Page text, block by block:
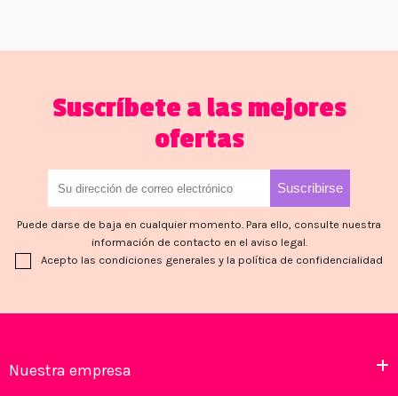
Suscríbete a las mejores
ofertas
Puede darse de baja en cualquier momento. Para ello, consulte nuestra
información de contacto en el aviso legal.
Acepto las condiciones generales y la política de confidencialidad
Nuestra empresa